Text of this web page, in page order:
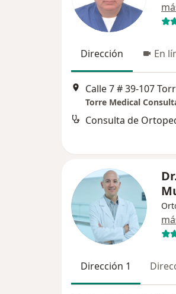
Dirección En
Torre Medical
Dirección 1